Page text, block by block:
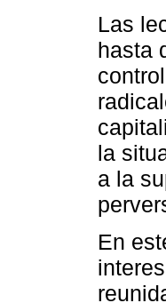
Las
hasta
la
a la
En